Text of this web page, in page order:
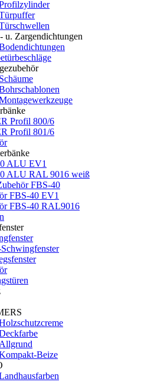
u. Zargendichtungen
Schäume
Profil 800/6
Profil 801/6
ALU EV1
ALU RAL 9016 weiß
FBS-40
FBS-40 EV1
FBS-40 RAL9016
Allgrund
Beize